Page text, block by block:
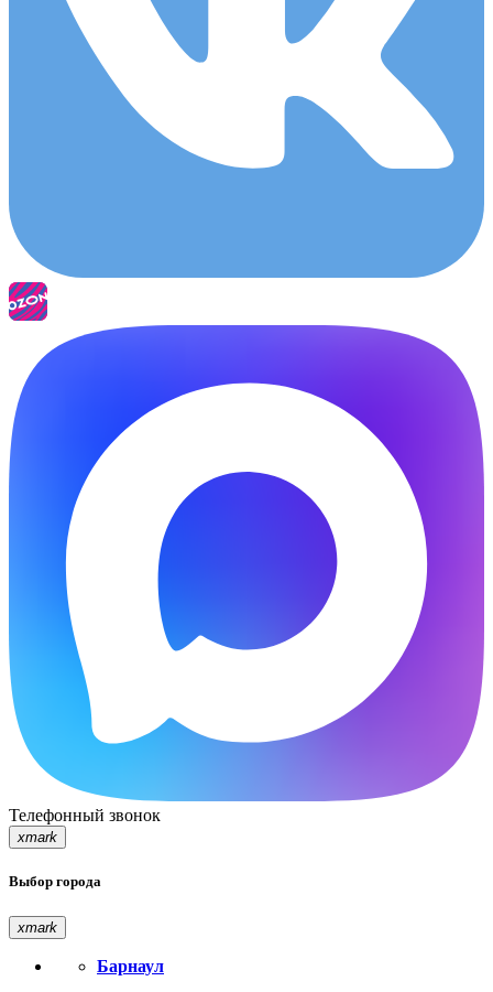
Телефонный звонок
xmark
Выбор города
xmark
Барнаул